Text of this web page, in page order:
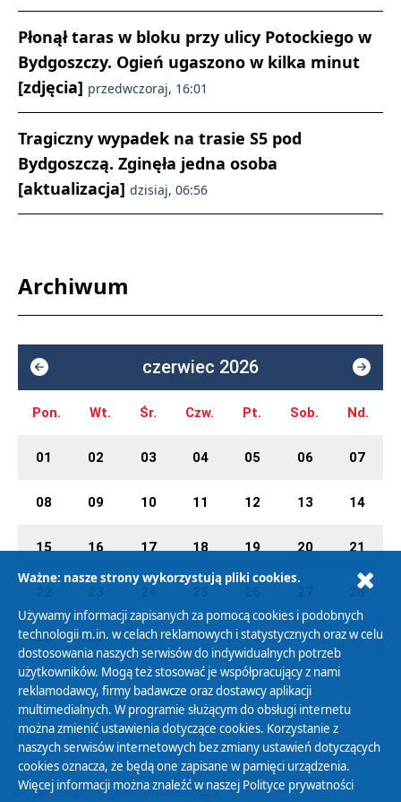
Płonął taras w bloku przy ulicy Potockiego w
Bydgoszczy. Ogień ugaszono w kilka minut
[zdjęcia] przedwczoraj, 16:01
Tragiczny wypadek na trasie S5 pod
Bydgoszczą. Zginęła jedna osoba
[aktualizacja] dzisiaj, 06:56
Archiwum
czerwiec 2026
Pon. Wt. Śr. Czw. Pt. Sob. Nd.
01 02 03 04 05 06 07
08 09 10 11 12 13 14
15 16 17 18 19 20 21
28
29 30 01 02 03 04 05
Polityka Prywatności
Zasady korzystania z Serwisu
Organizacje Pożytku Publicznego
Ważne: nasze strony wykorzystują pliki cookies.
Używamy informacji zapisanych za pomocą cookies i podobnych
technologii m.in. w celach reklamowych i statystycznych oraz w celu
dostosowania naszych serwisów do indywidualnych potrzeb
użytkowników. Mogą też stosować je współpracujący z nami
reklamodawcy, firmy badawcze oraz dostawcy aplikacji
multimedialnych. W programie służącym do obsługi internetu
można zmienić ustawienia dotyczące cookies. Korzystanie z
naszych serwisów internetowych bez zmiany ustawień dotyczących
cookies oznacza, że będą one zapisane w pamięci urządzenia.
Więcej informacji można znaleźć w naszej Polityce prywatności